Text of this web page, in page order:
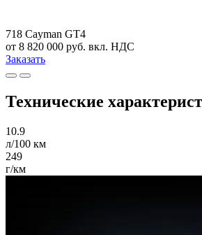
718 Cayman GT4
от 8 820 000 руб. вкл. НДС
Заказать
Технические
10.9
л/100 км
249
г/км